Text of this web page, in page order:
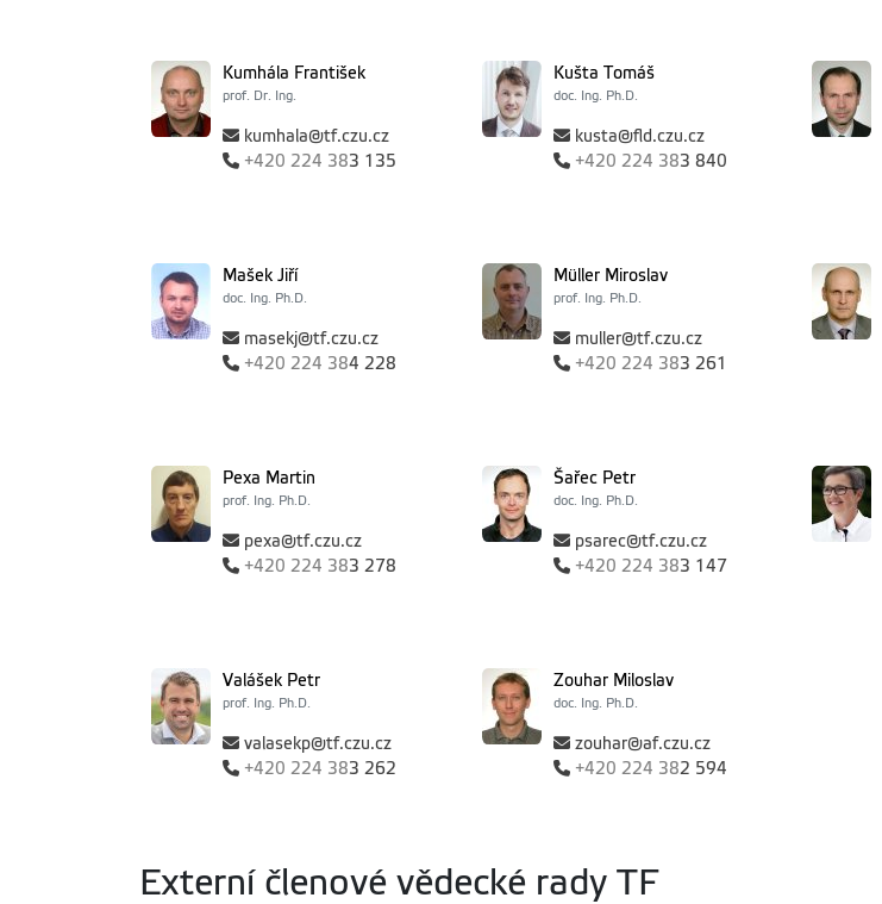
Kumhála František
prof. Dr. Ing.
kumhala@tf.czu.cz
+420 224 383 135
Kušta Tomáš
doc. Ing. Ph.D.
kusta@fld.czu.cz
+420 224 383 840
Mašek Jiří
doc. Ing. Ph.D.
masekj@tf.czu.cz
+420 224 384 228
Müller Miroslav
prof. Ing. Ph.D.
muller@tf.czu.cz
+420 224 383 261
Pexa Martin
prof. Ing. Ph.D.
pexa@tf.czu.cz
+420 224 383 278
Šařec Petr
doc. Ing. Ph.D.
psarec@tf.czu.cz
+420 224 383 147
Valášek Petr
prof. Ing. Ph.D.
valasekp@tf.czu.cz
+420 224 383 262
Zouhar Miloslav
doc. Ing. Ph.D.
zouhar@af.czu.cz
+420 224 382 594
Externí členové vědecké rady TF